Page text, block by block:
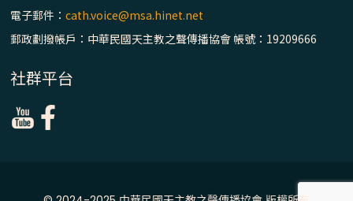
電子郵件：cath.voice@msa.hinet.net
郵政劃撥帳戶：中華民國天主教之聲傳播協會 帳號：19209666
社群平台